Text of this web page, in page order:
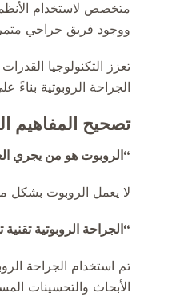
متخصص لاستخدام
ووجود فريق جراحي
تعزز التكنولوجيا
الجراحة الروبوتية
تصحيح المفاهيم
“الروبوت هو من يجري
لا يعمل الروبوت بشكل
“الجراحة الروبوتية تقنية
تم استخدام الجراحة
الأبحاث والتحسينات